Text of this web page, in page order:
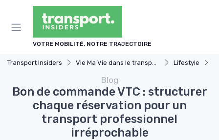
VOTRE MOBILITÉ, NOTRE TRAJECTOIRE
Transport Insiders Vie Ma Vie dans le transport Lifestyle
Blog
Bon de commande VTC : structurer
chaque réservation pour un
transport professionnel
irréprochable
Panneau de gestion des cookies